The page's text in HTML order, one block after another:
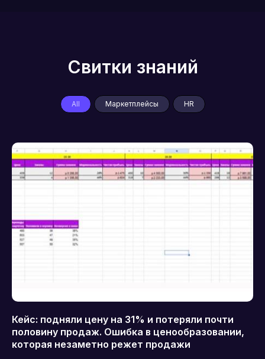
Свитки знаний
All Маркетплейсы HR
Кейс: подняли цену на 31% и потеряли почти
половину продаж. Ошибка в ценообразовании,
которая незаметно режет продажи